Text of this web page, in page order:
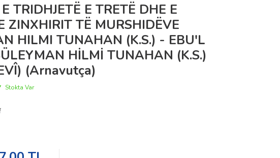
TRIDHJETË E TRETË DHE E
ZINXHIRIT TË MURSHIDËVE
HILMI TUNAHAN (K.S.) - EBU'L
HİLMİ TUNAHAN (K.S.)
(Arnavutça)
Stokta Var